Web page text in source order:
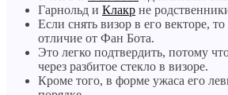
Гарнольд и Клакр не
Если снять визор в его векторе,
отличие от Фан Бота.
Это легко подтвердить, потому
через разбитое стекло в визоре.
Кроме того, в форме ужаса его